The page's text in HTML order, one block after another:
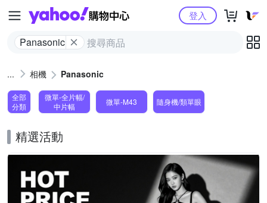
Yahoo購物中心
Panasonic
登入
相機 Panasonic
全部
分類
微單-全片幅/
中片幅
微單-M43 隨身機/類單眼
精選活動